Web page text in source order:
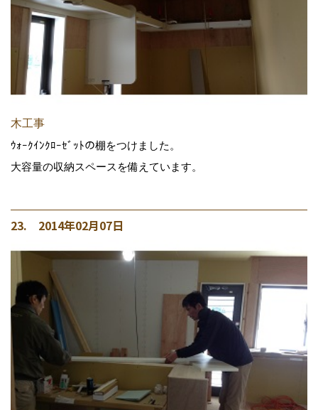
木工事
ｳｫｰｸｲﾝｸﾛｰｾﾞｯﾄの棚をつけました。
大容量の収納スペースを備えています。
23. 2014年02月07日